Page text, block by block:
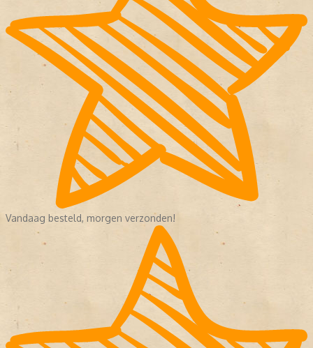
Vandaag besteld, morgen verzonden!